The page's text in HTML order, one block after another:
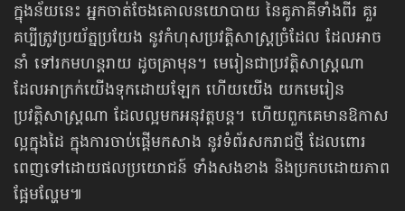
ក្នុងន័យនេះ អ្នកចាត់ចែងគោលនយោបាយ នៃគូភាគីទាំងពីរ គួរ
គប្បីត្រូវប្រយ័ត្នប្រយែង នូវកំហុសប្រវត្តិសាស្ត្រ​ច្រំដែល ដែល​អាច
នាំ ទៅរកមហន្តរាយ ដូចគ្រាមុន។ មេរៀនជាប្រវត្តិសាស្ត្រណា
ដែលអាក្រក់យើងទុកដោយឡែក ហើយយើង យកមេរៀន
ប្រវត្តិសាស្ត្រណា ដែលល្អមកអនុវត្តបន្ត។ ហើយពួកគេមានឱកាស
ល្អក្នុងដៃ ក្នុងការ​ចាប់ផ្ដើម​កសាង នូវ​ទំព័រ​សករាជថ្មី ដែល​ពោរ
ពេញទៅដោយផលប្រយោជន៍ ទាំងសងខាង និងប្រកបដោយ​ភាព
ផ្អែមល្ហែម៕